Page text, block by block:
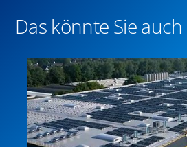
Das könnte Sie